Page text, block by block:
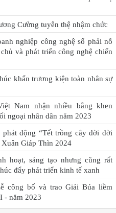
Cường tuyên thệ nhậm chức
nghiệp công nghệ số phải nỗ
và phát triển công nghệ chiến
khẩn trương kiện toàn nhân sự
Nam nhận nhiều bằng khen
ngoại nhân dân năm 2023
động “Tết trồng cây đời đời
Giáp Thìn 2024
hoạt, sáng tạo nhưng cũng rất
đẩy phát triển kinh tế xanh
công bố và trao Giải Búa liềm
- năm 2023